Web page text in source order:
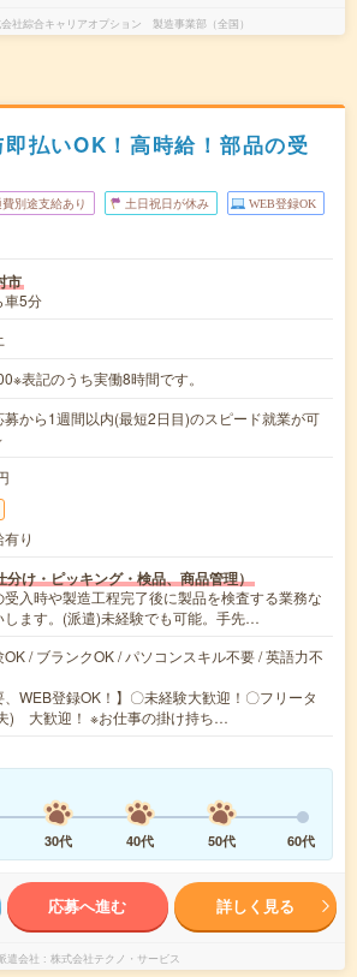
社綜合キャリアオプション 製造事業部（全国）
払いOK！高時給！部品の受
費別途支給あり 土日祝日が休み WEB登録OK
市
車5分
表記のうち実働8時間です。
募から1週間以内(最短2日目)のスピード就業が可
り
分け・ピッキング・検品、商品管理）
入時や製造工程完了後に製品を検査する業務な
します。(派遣)未経験でも可能。手先…
/ ブランクOK / パソコンスキル不要 / 英語力不
、WEB登録OK！】〇未経験大歓迎！〇フリータ
) 大歓迎！ ※お仕事の掛け持ち…
30代 40代 50代 60代
応募へ進む 詳しく見る
遣会社 株式会社テクノ・サービス